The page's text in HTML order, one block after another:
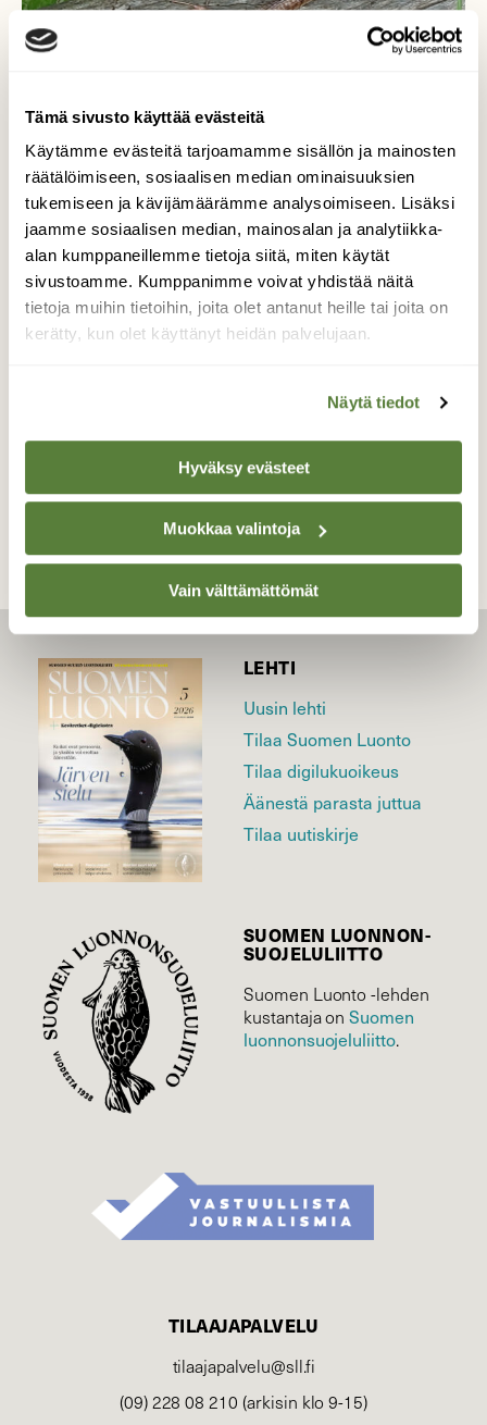
Tämä sivusto käyttää evästeitä
Käytämme evästeitä tarjoamamme sisällön ja mainosten
räätälöimiseen, sosiaalisen median ominaisuuksien
tukemiseen ja kävijämäärämme analysoimiseen. Lisäksi
jaamme sosiaalisen median, mainosalan ja analytiikka-
alan kumppaneillemme tietoja siitä, miten käytät
sivustoamme. Kumppanimme voivat yhdistää näitä
tietoja muihin tietoihin, joita olet antanut heille tai joita on
kerätty, kun olet käyttänyt heidän palvelujaan.
Näytä tiedot
Hyväksy evästeet
Muokkaa valintoja
Vain välttämättömät
Sisilisko
Harvemmin nykyisin näkee.
Valokuvaaja: Jouni Roppola, Paavola Siikajoki
TAKAISIN LISTAAN
LEHTI
Uusin lehti
Tilaa Suomen Luonto
Tilaa digilukuoikeus
Äänestä parasta juttua
Tilaa uutiskirje
SUOMEN LUONNON­
SUOJELU­LIITTO
Suomen Luonto -lehden
kustantaja onSuomen
luonnonsuojelu­liitto.
TILAAJAPALVELU
tilaajapalvelu@sll.fi
(09) 228 08 210 (arkisin klo 9-15)